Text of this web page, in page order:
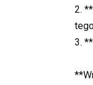
2.
3.